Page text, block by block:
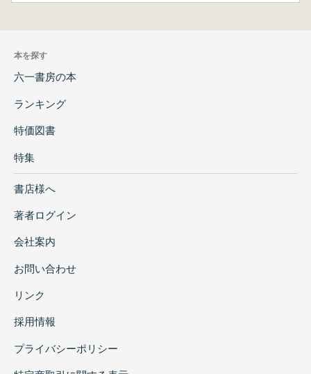
本を探す
六一書房の本
ランキング
特価図書
特集
書店様へ
著者ログイン
会社案内
お問い合わせ
リンク
採用情報
プライバシーポリシー